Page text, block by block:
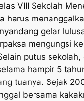
VIII Sekolah
harus
gelar
mengungsi
putus sekolah,
hampir 5
tuanya. Sejak
bersama